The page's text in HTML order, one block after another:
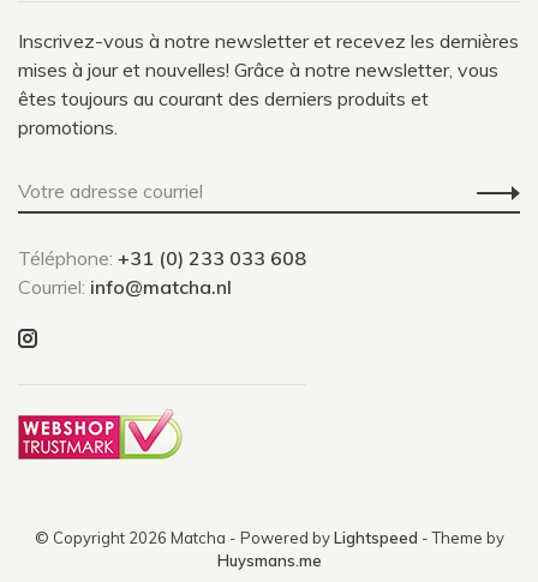
Inscrivez-vous à notre newsletter et recevez les dernières
mises à jour et nouvelles! Grâce à notre newsletter, vous
êtes toujours au courant des derniers produits et
promotions.
Téléphone: +31 (0) 233 033 608
Courriel: info@matcha.nl
© Copyright 2026 Matcha - Powered byLightspeed - Theme by
Huysmans.me